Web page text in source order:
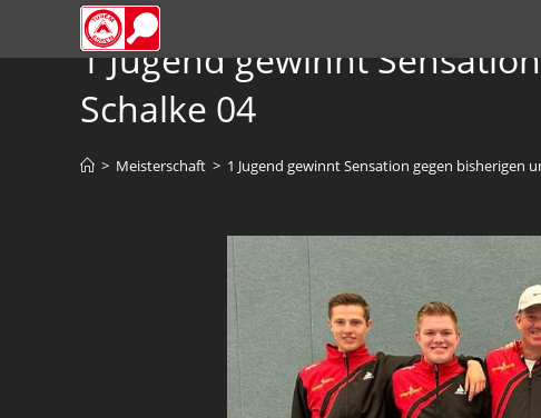
1 Jugend gewinnt
Schalke 04
> Meisterschaft > 1 Jugend gewinnt Sensation gegen bisherigen